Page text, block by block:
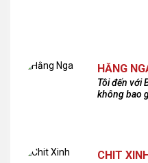
HẰNG
Tôi đến với
không bao
CHIT XINH